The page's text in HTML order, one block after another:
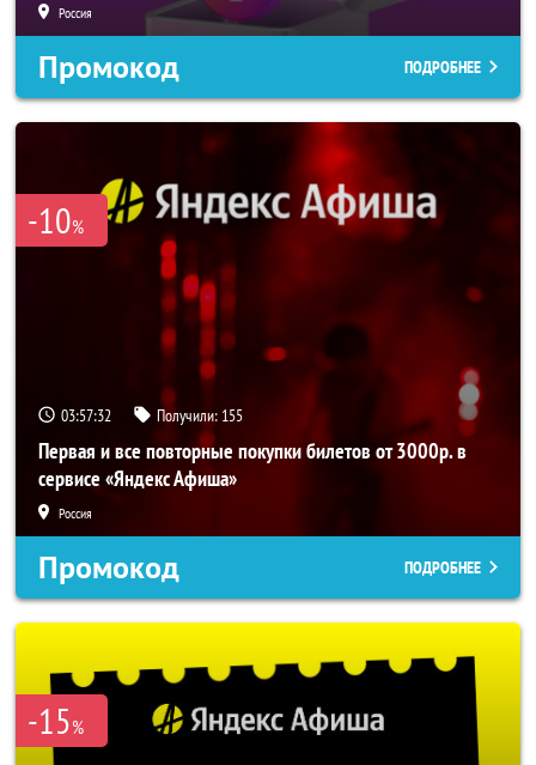
Россия
Промокод ПОДРОБНЕЕ
-10%
03:57:31 Получили: 155
Первая и все повторные покупки билетов от 3000р. в
сервисе «Яндекс Афиша»
Россия
Промокод ПОДРОБНЕЕ
-15%